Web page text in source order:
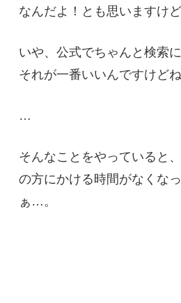
なんだよ！とも思いますけど
いや、公式でちゃんと検索
それが一番いいんですけどね
…
そんなことをやっていると
の方にかける時間がなくな
ぁ…。